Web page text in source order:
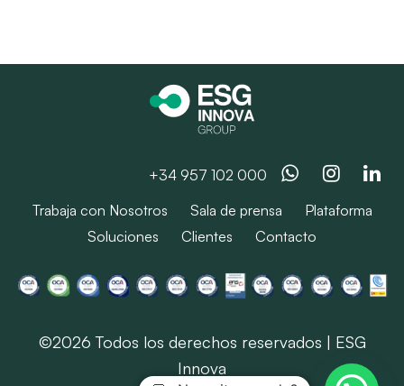
+34 957 102 000 Whatsapp
Trabaja con Nosotros Sala de prensa
Plataforma
Soluciones
Clientes Contacto
©2026 Todos los derechos reservados | ESG
Innova